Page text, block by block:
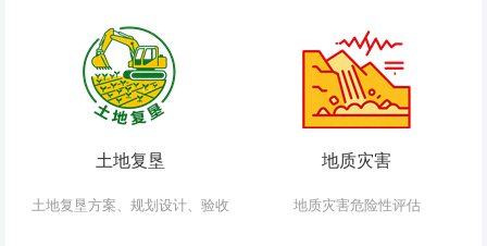
土地复垦
土地复垦方案、规划设计、验收
地质灾害
地质灾害危险性评估